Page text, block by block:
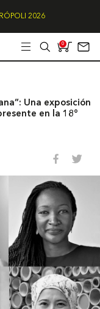
2026
0
Una exposición
en la 18°